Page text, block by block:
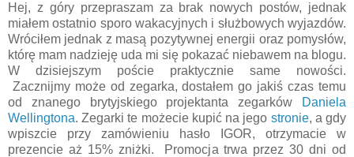
Hej, z góry przepraszam za brak nowych postów, jednak
miałem ostatnio sporo wakacyjnych i służbowych wyjazdów.
Wróciłem jednak z masą pozytywnej energii oraz pomysłów,
którę mam nadzieję uda mi się pokazać niebawem na blogu.
W dzisiejszym poście praktycznie same nowości.
Zacznijmy może od zegarka, dostałem go jakiś czas temu
od znanego brytyjskiego projektanta zegarków
Daniela
Wellingtona. Zegarki te możecie kupić na jego stronie, a gdy
wpiszcie przy zamówieniu hasło IGOR, otrzymacie w
prezencie aż 15% zniżki. Promocja trwa przez 30 dni od